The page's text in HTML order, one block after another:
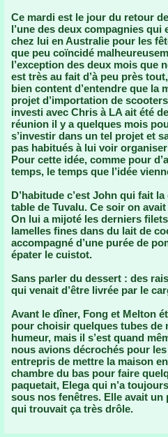
Ce mardi est le jour du retour
l’une des deux compagnies
chez lui en Australie pour les
que peu coïncidé
l’exception des deux mois que
est très au fait d’à peu près
bien content d’entendre que la
projet d’importation de
investi avec Chris à LA ait été
réunion il y a quelques mois
s’investir dans un tel projet et
pas habitués à lui voir
Pour cette idée, comme pour
temps, le temps que l’idée
D’habitude c’est John qui fait
table de Tuvalu. Ce soir on
On lui a mijoté les derniers
lamelles fines dans du lait de
accompagné d’une purée de
épater le cuistot.
Sans parler du dessert : des
qui venait d’être livrée par le
Avant le dîner, Fong et Melton
pour choisir quelques tubes de
humeur, mais il s’est quand
nous avions décrochés pour
entrepris de mettre la maison
chambre du bas pour faire
paquetait, Elega qui n’a
sous nos fenêtres. Elle avait
qui trouvait ça très drôle.